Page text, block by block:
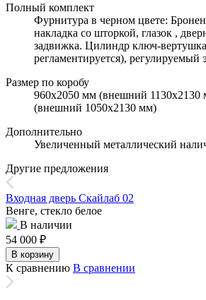
Полный комплект
Фурнитура в черном цвете:
накладка со шторкой, глазок ,
задвижка. Цилиндр ключ-
регламентируется), регулируемый
Размер по коробу
960х2050 мм (внешний 1130х2130
(внешний 1050х2130 мм)
Дополнительно
Увеличенный металлический
Другие предложения
Входная дверь Скайлаб 02
Венге, стекло белое
В наличии
54 000 ₽
В корзину
К сравнению В сравнении